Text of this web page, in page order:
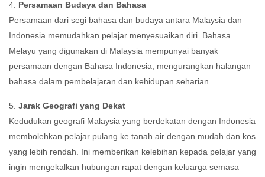
4. Persamaan Budaya dan Bahasa
Persamaan dari segi bahasa dan budaya antara Malaysia dan
Indonesia memudahkan pelajar menyesuaikan diri. Bahasa
Melayu yang digunakan di Malaysia mempunyai banyak
persamaan dengan Bahasa Indonesia, mengurangkan halangan
bahasa dalam pembelajaran dan kehidupan seharian.
5. Jarak Geografi yang Dekat
Kedudukan geografi Malaysia yang berdekatan dengan Indonesia
membolehkan pelajar pulang ke tanah air dengan mudah dan kos
yang lebih rendah. Ini memberikan kelebihan kepada pelajar yang
ingin mengekalkan hubungan rapat dengan keluarga semasa